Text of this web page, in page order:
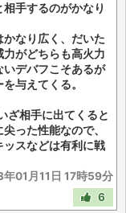
手するのがかなり
なり広く、だいた
がどちらも高火力
デバフこそあるが
与えてくる。
ざ相手に出てくると
った性能なので、
スなどは有利に戦
01月11日 17時59分
6